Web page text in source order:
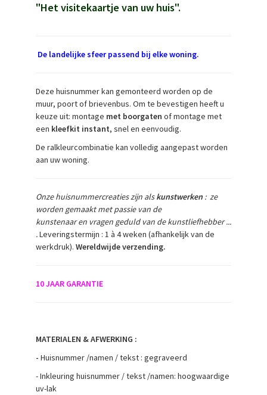
"Het visitekaartje van uw huis".
De landelijke sfeer passend bij elke woning.
Deze huisnummer kan gemonteerd worden op de
muur, poort of brievenbus. Om te bevestigen heeft u
keuze uit: montage met boorgaten of montage met
een kleefkit instant, snel en eenvoudig.
De ralkleurcombinatie kan volledig aangepast worden
aan uw woning.
Onze huisnummercreaties zijn alskunstwerken : ze
worden gemaakt met passie van de
kunstenaar en vragen geduld van de kunstliefhebber ...
.Leveringstermijn : 1 à 4 weken (afhankelijk van de
werkdruk). Wereldwijde verzending.
10 JAAR GARANTIE
MATERIALEN & AFWERKING :
- Huisnummer /namen / tekst : gegraveerd
- Inkleuring huisnummer / tekst /namen: hoogwaardige
uv-lak